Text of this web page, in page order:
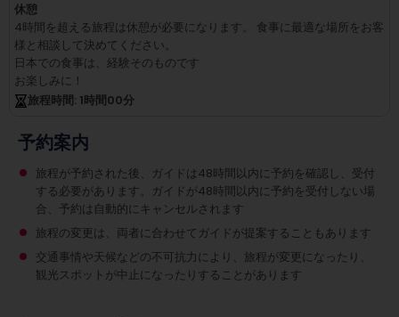
休憩
4時間を超える旅程は休憩が必要になります。
食事に最適な場所をお客
様と相談して決めてください。
日本での食事は、経験そのものです
お楽しみに！
旅程時間: 1時間00分
予約案内
旅程が予約された後、ガイドは48時間以内に予約を確認し、受付
する必要があります。ガイドが48時間以内に予約を受付しない場
合、予約は自動的にキャンセルされます
旅程の変更は、両者に合わせてガイドが提案することもあります
交通事情や天候などの不可抗力により、旅程が変更になったり、
観光スポットが中止になったりすることがあります